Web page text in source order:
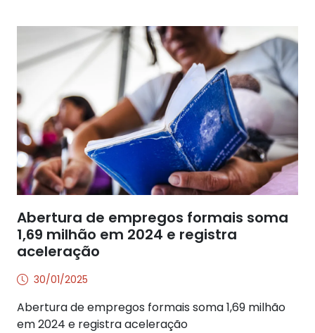
Abertura de empregos formais soma
1,69 milhão em 2024 e registra
aceleração
30/01/2025
Abertura de empregos formais soma 1,69 milhão
em 2024 e registra aceleração